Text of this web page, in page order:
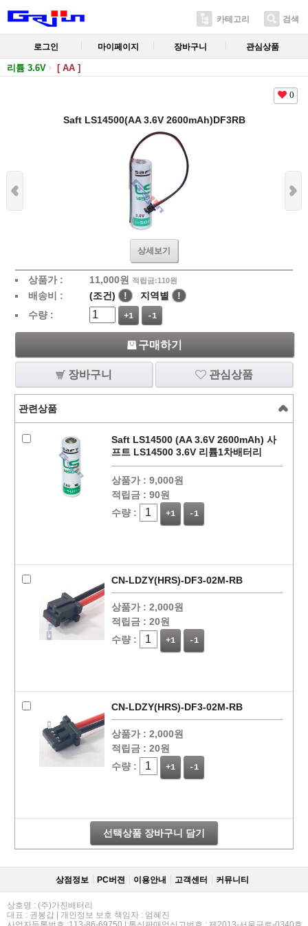
카테고리 검색
로그인 마이페이지 장바구니 관심상품
리튬 3.6V [ AA ]
0
Saft LS14500(AA 3.6V 2600mAh)DF3RB
상세보기
상품가 : 11,000원 적립금:110원
배송비 : (조건) ! 지역별
!
수량 :
+1 -1
구매하기
장바구니 관심상품
관련상품
Saft LS14500 (AA 3.6V 2600mAh) 사
프트 LS14500 3.6V 리튬1차배터리
상품가 : 9,000원
적립금 : 90원
수량 :
+1 -1
CN-LDZY(HRS)-DF3-02M-RB
상품가 : 2,000원
적립금 : 20원
수량 :
+1 -1
CN-LDZY(HRS)-DF3-02M-RB
상품가 : 2,000원
적립금 : 20원
수량 :
+1 -1
선택상품 장바구니 담기
상점정보 PC버젼 이용안내 고객센터 커뮤니티
상호명 : (주)가진배터리
대표 : 권봉갑 | 개인정보 보호 책임자 : 엄혜진